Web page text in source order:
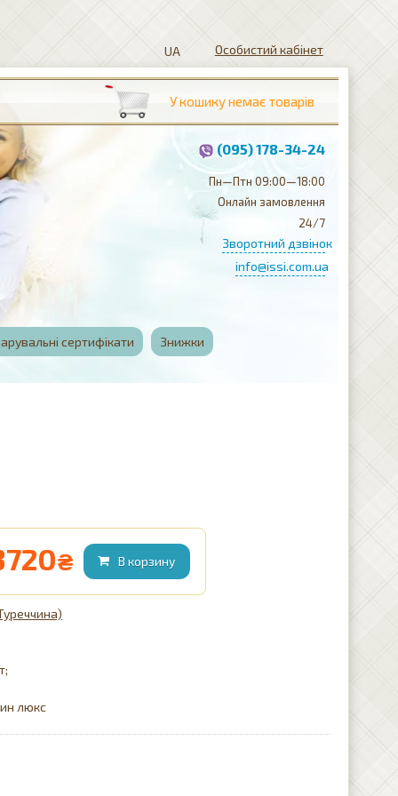
сертифікати Знижки
Особистий кабінет
(095) 178-34-24
Пн—Птн 09:00—18:00
Онлайн замовлення
24/7
Зворотний дзвінок
info@issi.com.ua
₴
люкс